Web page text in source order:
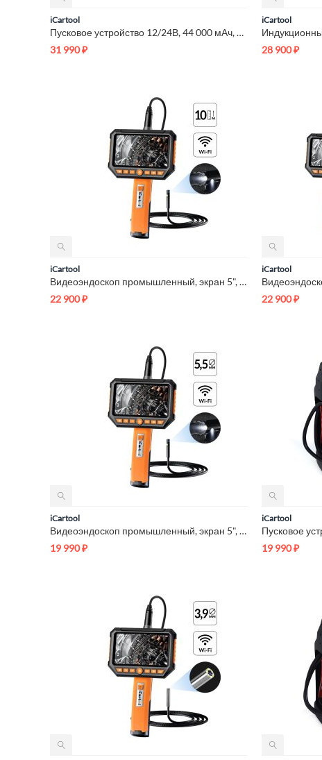
iCartool
Пусковое устройство 12/24В, 44 000 мАч, мин. 12v1100A/24v500A...
31 990₽
iCartool
28 900₽
iCartool
Видеоэндоскоп промышленный, экран 5", 2Мп, 2 камеры, 10м, 8 м...
22 900₽
iCartool
22 900₽
iCartool
Видеоэндоскоп промышленный, экран 5", 2 камеры, 2Мп, 1920х108...
19 990₽
iCartool
19 990₽